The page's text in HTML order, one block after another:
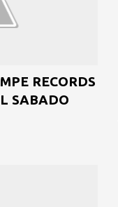
RECORDS
SABADO